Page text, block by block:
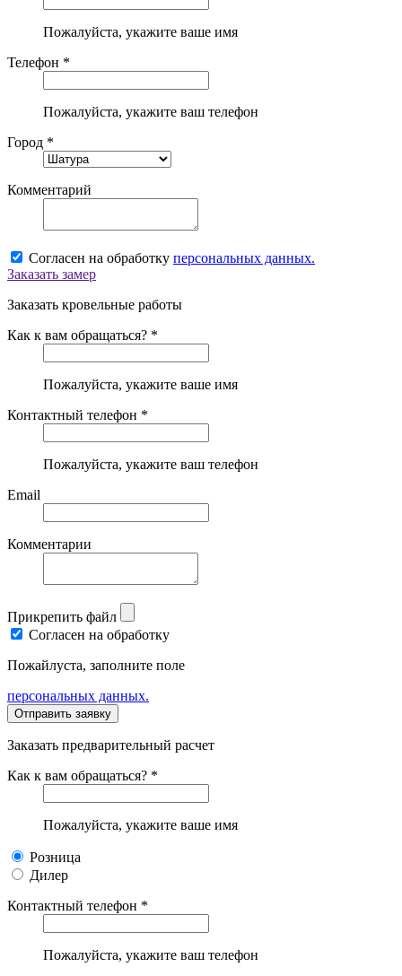
Пожалуйста, укажите ваше имя
Телефон *
Пожалуйста, укажите ваш телефон
Город *
Комментарий
Согласен на обработку персональных данных.
Заказать замер
Заказать кровельные работы
Как к вам обращаться? *
Пожалуйста, укажите ваше имя
Контактный телефон *
Пожалуйста, укажите ваш телефон
Email
Комментарии
Прикрепить файл
Согласен на обработку
Пожайлуста, заполните поле
персональных данных.
Заказать предварительный расчет
Как к вам обращаться? *
Пожалуйста, укажите ваше имя
Розница
Дилер
Контактный телефон *
Пожалуйста, укажите ваш телефон